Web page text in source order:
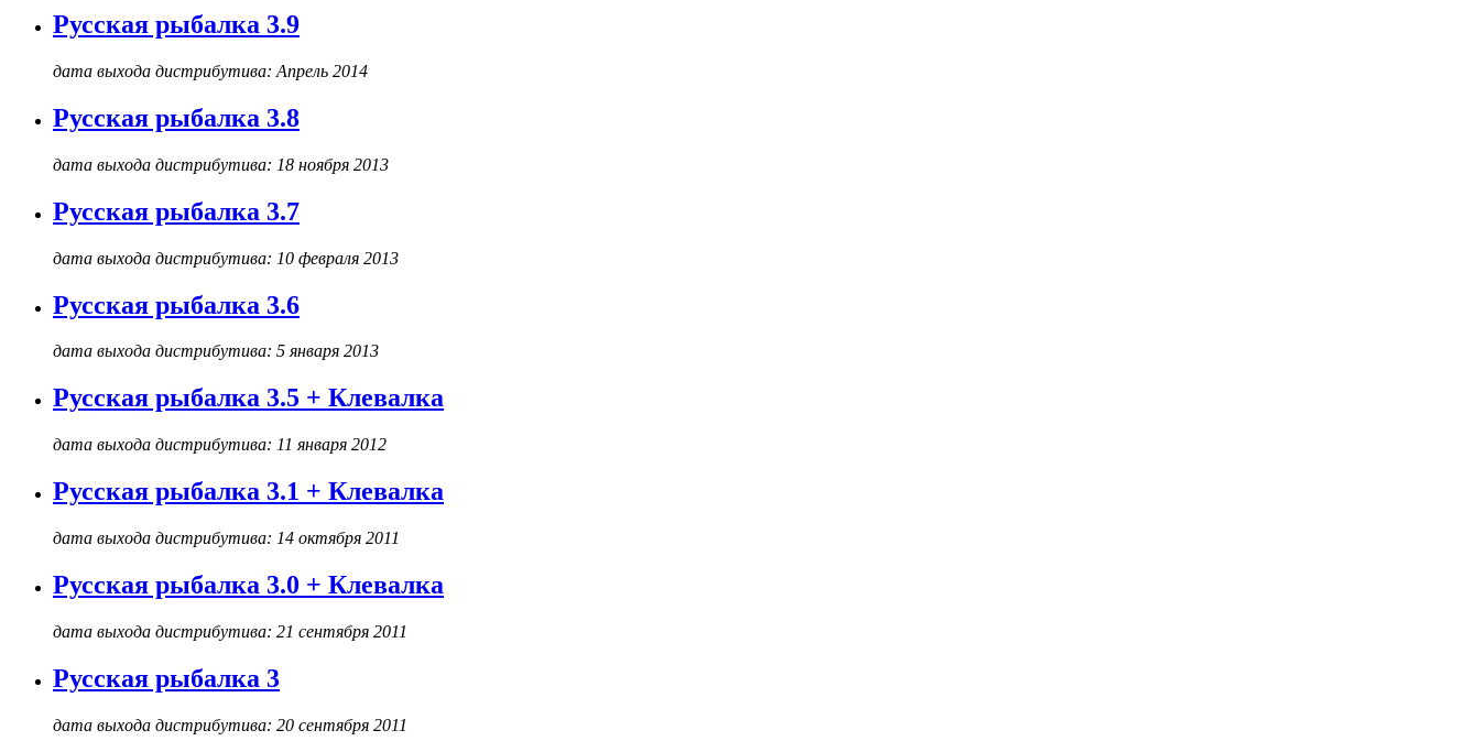
Русская рыбалка 3.9
дата выхода дистрибутива: Апрель 2014
Русская рыбалка 3.8
дата выхода дистрибутива: 18 ноября 2013
Русская рыбалка 3.7
дата выхода дистрибутива: 10 февраля 2013
Русская рыбалка 3.6
дата выхода дистрибутива: 5 января 2013
Русская рыбалка 3.5 + Клевалка
дата выхода дистрибутива: 11 января 2012
Русская рыбалка 3.1 + Клевалка
дата выхода дистрибутива: 14 октября 2011
Русская рыбалка 3.0 + Клевалка
дата выхода дистрибутива: 21 сентября 2011
Русская рыбалка 3
дата выхода дистрибутива: 20 сентября 2011